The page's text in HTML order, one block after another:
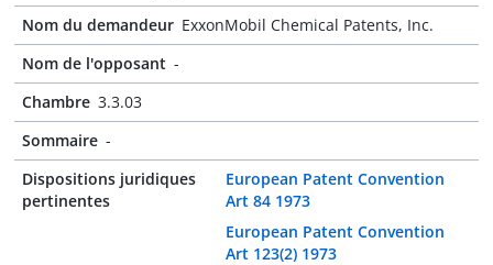
Nom du demandeur ExxonMobil Chemical Patents, Inc.
Nom de l'opposant -
Chambre 3.3.03
Sommaire -
Dispositions juridiques
pertinentes
European Patent Convention
Art 84 1973
European Patent Convention
Art 123(2) 1973